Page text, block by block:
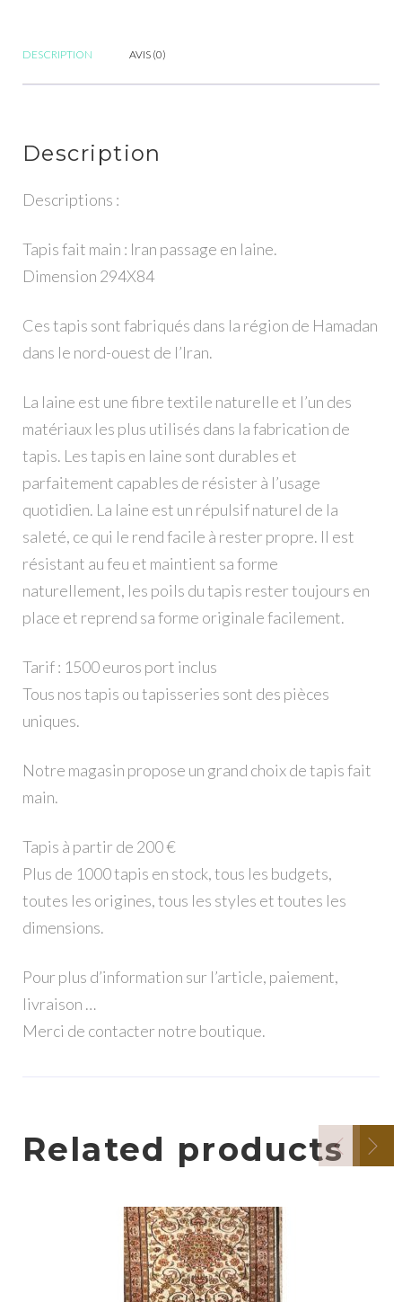
laine
-
DESCRIPTION AVIS (0)
Description
Descriptions :
Tapis fait main : Iran passage en laine.
Dimension 294X84
Ces tapis sont fabriqués dans la région de Hamadan
dans le nord-ouest de l’Iran.
La laine est une fibre textile naturelle et l’un des
matériaux les plus utilisés dans la fabrication de
tapis. Les tapis en laine sont durables et
parfaitement capables de résister à l’usage
quotidien. La laine est un répulsif naturel de la
saleté, ce qui le rend facile à rester propre. Il est
résistant au feu et maintient sa forme
naturellement, les poils du tapis rester toujours en
place et reprend sa forme originale facilement.
Tarif : 1500 euros port inclus
Tous nos tapis ou tapisseries sont des pièces
uniques.
Notre magasin propose un grand choix de tapis fait
main.
Tapis à partir de 200 €
Plus de 1000 tapis en stock, tous les budgets,
toutes les origines, tous les styles et toutes les
dimensions.
Pour plus d’information sur l’article, paiement,
livraison …
Merci de contacter notre boutique.
Related products